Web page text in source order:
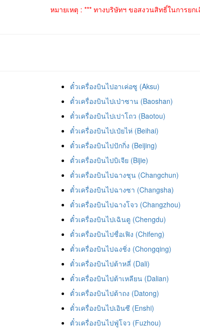
หมายเหตุ : *** ทางบริษัทฯ ขอสงวนสิทธิ์ในการย
ตั๋วเครื่องบินไปอาเค่อซู (Aksu)
ตั๋วเครื่องบินไปเป่าซาน (Baoshan)
ตั๋วเครื่องบินไปเปาโถว (Baotou)
ตั๋วเครื่องบินไปเป๋ยไห่ (Beihai)
ตั๋วเครื่องบินไปปักกิ่ง (Beijing)
ตั๋วเครื่องบินไปบิเจีย (Bijie)
ตั๋วเครื่องบินไปฉางชุน (Changchun)
ตั๋วเครื่องบินไปฉางซา (Changsha)
ตั๋วเครื่องบินไปฉางโจว (Changzhou)
ตั๋วเครื่องบินไปเฉินตู (Chengdu)
ตั๋วเครื่องบินไปชื่อเฟิง (Chifeng)
ตั๋วเครื่องบินไปฉงชิ่ง (Chongqing)
ตั๋วเครื่องบินไปต้าหลี่ (Dali)
ตั๋วเครื่องบินไปต้าเหลียน (Dalian)
ตั๋วเครื่องบินไปต้าถง (Datong)
ตั๋วเครื่องบินไปเอินซี (Enshi)
ตั๋วเครื่องบินไปฟู่โจว (Fuzhou)